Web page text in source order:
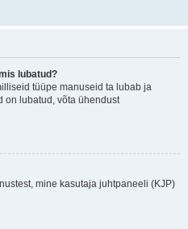
lubatud?
tüüpe manuseid ta lubab ja
on lubatud, võta ühendust
mine kasutaja juhtpaneeli (KJP)